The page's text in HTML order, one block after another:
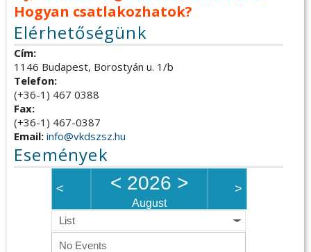
Hogyan csatlakozhatok?
Elérhetőségünk
Cím:
1146 Budapest, Borostyán u. 1/b
Telefon:
(+36-1) 467 0388
Fax:
(+36-1) 467-0387
Email: info@vkdszsz.hu
Események
< < 2026 >
August
>
List
No Events